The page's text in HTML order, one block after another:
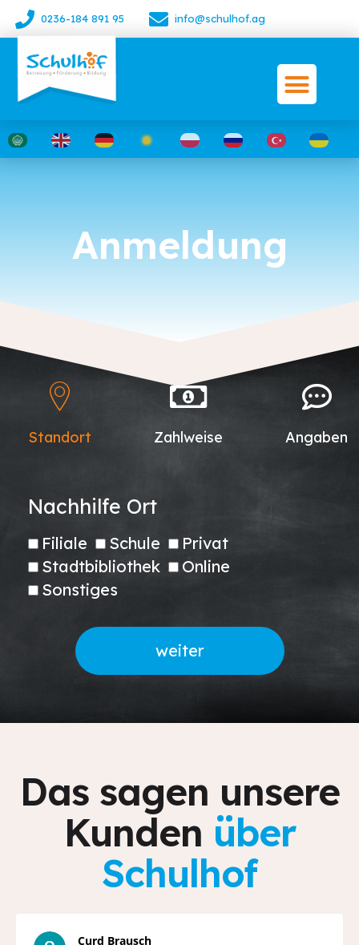
0236-184 891 95 info@schulhof.ag
Anmeldung
Standort Zahlweise Angaben
Nachhilfe Ort
Filiale Schule
Privat
Stadtbibliothek
Online
Sonstiges
weiter
Das sagen unsere
Kunden über
Schulhof
Curd Brausch